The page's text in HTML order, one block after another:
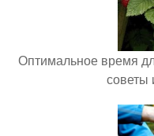
Оптимальное время
советы